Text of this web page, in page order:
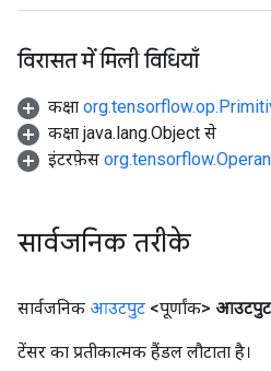
विरासत में मिली विधियाँ
कक्षा
कक्षा java.lang.Object से
इंटरफ़ेस
सार्वजनिक तरीके
सार्वजनिक आउटपुट <पूर्णांक>
टेंसर का प्रतीकात्मक हैंडल लौटाता है।